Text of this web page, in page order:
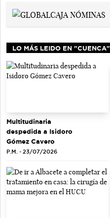
LO MÁS LEIDO EN "CUENCA"
Multitudinaria
despedida a Isidoro
Gómez Cavero
P.M. - 23/07/2026